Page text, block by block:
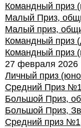
Командный приз
Малый Приз,
Малый приз,
Командный приз
Командный приз
27 февраля 2026
Личный приз
Средний Приз
Большой Приз,
Большой Приз,
Средний приз